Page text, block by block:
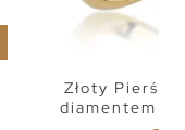
Złoty
diamentem